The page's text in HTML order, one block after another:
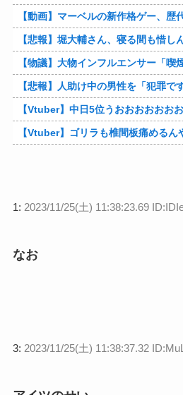
【動画】マーベルの新作格ゲー、歴代格ゲーのパ
【悲報】堀大輔さん、寝る間も惜しんでレスバ祭りｗｗｗｗｗ
【物議】大物インフルエンサー「喫煙者の権利がマジで侵
【悲報】人助け中の男性を「犯罪ですよ！」と責め
【Vtuber】中日5位うおおおおおお
【Vtuber】ゴリラも椎間板痛めるん
1: 2023/11/25(土) 11:38:23.69
なお
3: 2023/11/25(土) 11:38:37.32